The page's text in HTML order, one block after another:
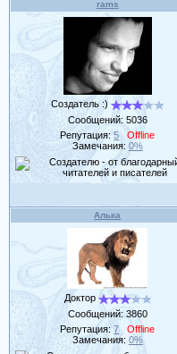
rams
Создатель :)
Сообщений: 5036
Репутация:5
Offline
Замечания: 0%
Алька
Доктор
Сообщений: 3860
Репутация:7
Offline
Замечания: 0%